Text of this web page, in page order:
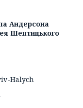
Андерсона
Шептицького
Halych